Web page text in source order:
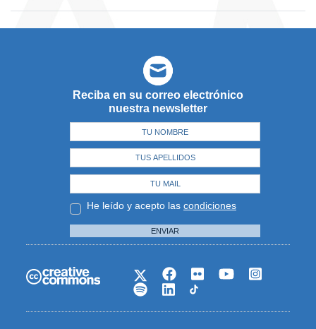
Reciba en su correo electrónico
nuestra newsletter
He leído y acepto las condiciones
ENVIAR